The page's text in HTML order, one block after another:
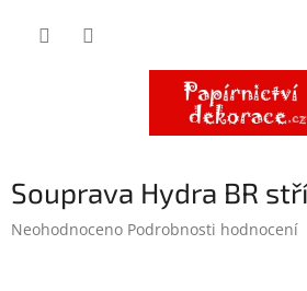
Souprava Hydra BR
Průměrné
Neohodnoceno Podrobnosti hodnocení